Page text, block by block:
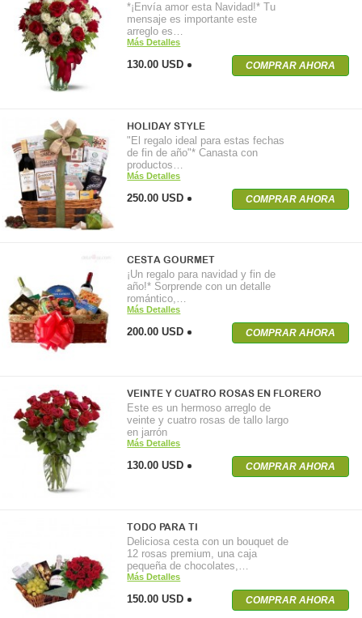
*¡Envía amor esta Navidad!* Tu
mensaje es importante este
arreglo es…
Más Detalles
130.00 USD COMPRAR AHORA
HOLIDAY STYLE
"El regalo ideal para estas fechas
de fin de año"* Canasta con
productos…
Más Detalles
250.00 USD COMPRAR AHORA
CESTA GOURMET
¡Un regalo para navidad y fin de
año!* Sorprende con un detalle
romántico,…
Más Detalles
200.00 USD COMPRAR AHORA
VEINTE Y CUATRO ROSAS EN FLORERO
Este es un hermoso arreglo de
veinte y cuatro rosas de tallo largo
en jarrón
Más Detalles
130.00 USD COMPRAR AHORA
TODO PARA TI
Deliciosa cesta con un bouquet de
12 rosas premium, una caja
pequeña de chocolates,…
Más Detalles
150.00 USD COMPRAR AHORA